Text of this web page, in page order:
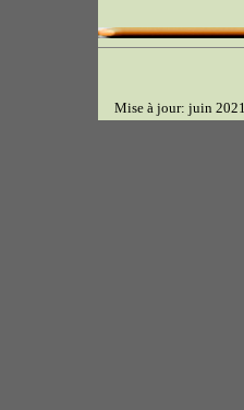
Mise à jour: juin 2021